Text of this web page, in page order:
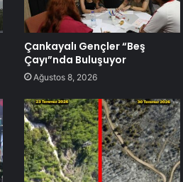
Çankayalı Gençler “Beş
Çayı”nda Buluşuyor
Ağustos 8, 2026